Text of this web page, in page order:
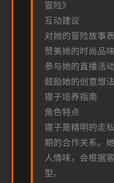
冒险》
互动建议
对她的冒险故事
赞美她的时尚品味
参与她的直播活动
鼓励她的创意想法
寝子培养指南
角色特点
寝子是精明的走
期的合作关系。
人情味，会根据
型。